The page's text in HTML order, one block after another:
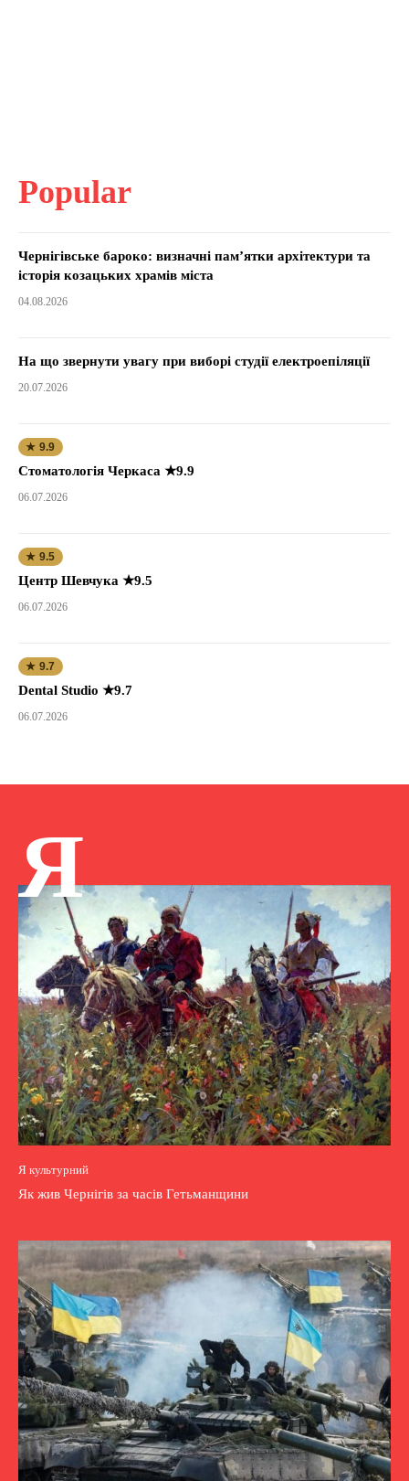
Popular
Чернігівське бароко: визначні пам’ятки архітектури та
історія козацьких храмів міста
04.08.2026
На що звернути увагу при виборі студії електроепіляції
20.07.2026
★ 9.9
Стоматологія Черкаса ★9.9
06.07.2026
★ 9.5
Центр Шевчука ★9.5
06.07.2026
★ 9.7
Dental Studio ★9.7
06.07.2026
Я
Я культурний
Як жив Чернігів за часів Гетьманщини